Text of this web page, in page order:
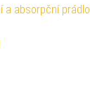
a absorpční prádlo